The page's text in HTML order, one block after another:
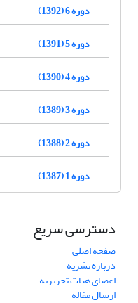
دوره 6 (1392)
دوره 5 (1391)
دوره 4 (1390)
دوره 3 (1389)
دوره 2 (1388)
دوره 1 (1387)
دسترسی سریع
صفحه اصلی
درباره نشریه
اعضای هیات تحریریه
ارسال مقاله